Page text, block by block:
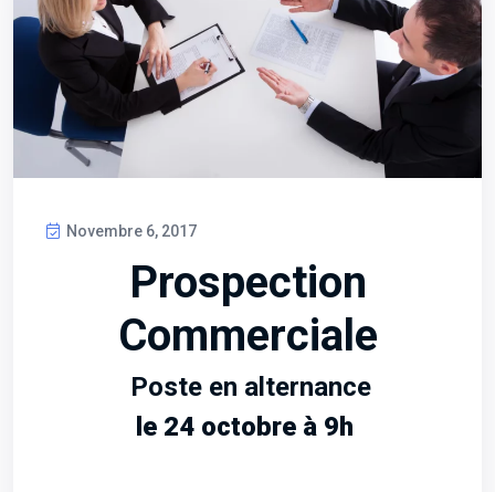
Novembre 6, 2017
Prospection
Commerciale
Poste en alternance
le 24 octobre à 9h